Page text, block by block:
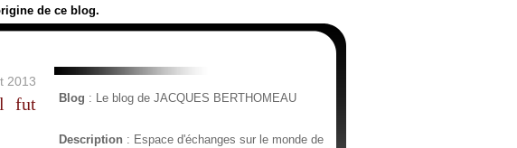
de ce blog.
2013
fut
Blog : Le blog de JACQUES BERTHOMEAU
Description : Espace d'échanges sur le monde de